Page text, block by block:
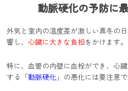
動脈硬化の予防に
外気と室内の温度差が激しい真冬の
響し、心臓に大きな負担をかけます。
特に、血管の内壁に血栓ができ、心
する「動脈硬化 」の悪化には要注意で